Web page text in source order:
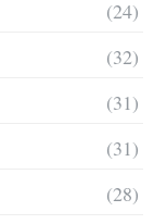
(24)
(32)
(31)
(31)
(28)